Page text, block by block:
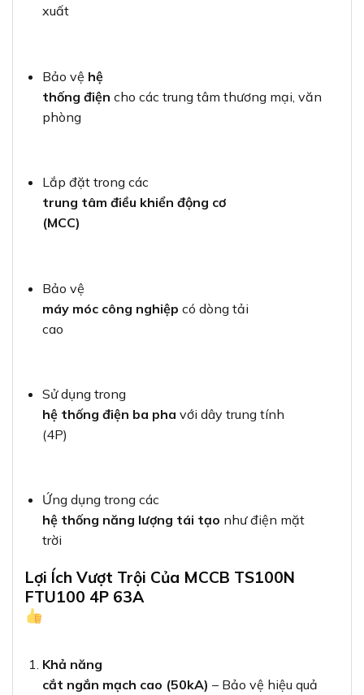
xuất
Bảo vệ hệ
thống điện cho các trung tâm thương mại, văn
phòng
Lắp đặt trong các
trung tâm điều khiển động cơ
(MCC)
Bảo vệ
máy móc công nghiệp có dòng tải
cao
Sử dụng trong
hệ thống điện ba pha với dây trung tính
(4P)
Ứng dụng trong các
hệ thống năng lượng tái tạo như điện mặt
trời
Lợi Ích Vượt Trội Của MCCB TS100N
FTU100 4P 63A
Khả năng
cắt ngắn mạch cao (50kA) – Bảo vệ hiệu quả